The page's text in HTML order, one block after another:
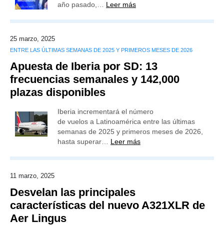
año pasado,… Leer más
25 marzo, 2025
ENTRE LAS ÚLTIMAS SEMANAS DE 2025 Y PRIMEROS MESES DE 2026
Apuesta de Iberia por SD: 13
frecuencias semanales y 142,000
plazas disponibles
Iberia incrementará el número
de vuelos a Latinoamérica entre las últimas
semanas de 2025 y primeros meses de 2026,
hasta superar… Leer más
11 marzo, 2025
Desvelan las principales
características del nuevo A321XLR de
Aer Lingus